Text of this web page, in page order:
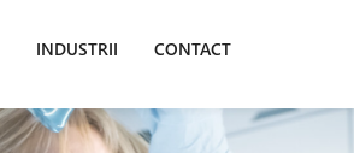
INDUSTRII CONTACT